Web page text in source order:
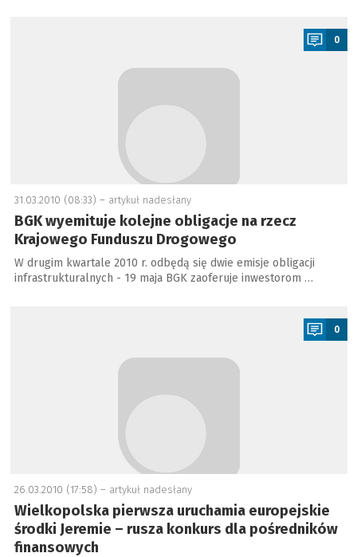
0
31.03.2010 (08:33) – artykuł nadesłany
BGK wyemituje kolejne obligacje na rzecz
Krajowego Funduszu Drogowego
W drugim kwartale 2010 r. odbędą się dwie emisje obligacji
infrastrukturalnych - 19 maja BGK zaoferuje inwestorom …
0
26.03.2010 (17:58) – artykuł nadesłany
Wielkopolska pierwsza uruchamia europejskie
środki Jeremie – rusza konkurs dla pośredników
finansowych